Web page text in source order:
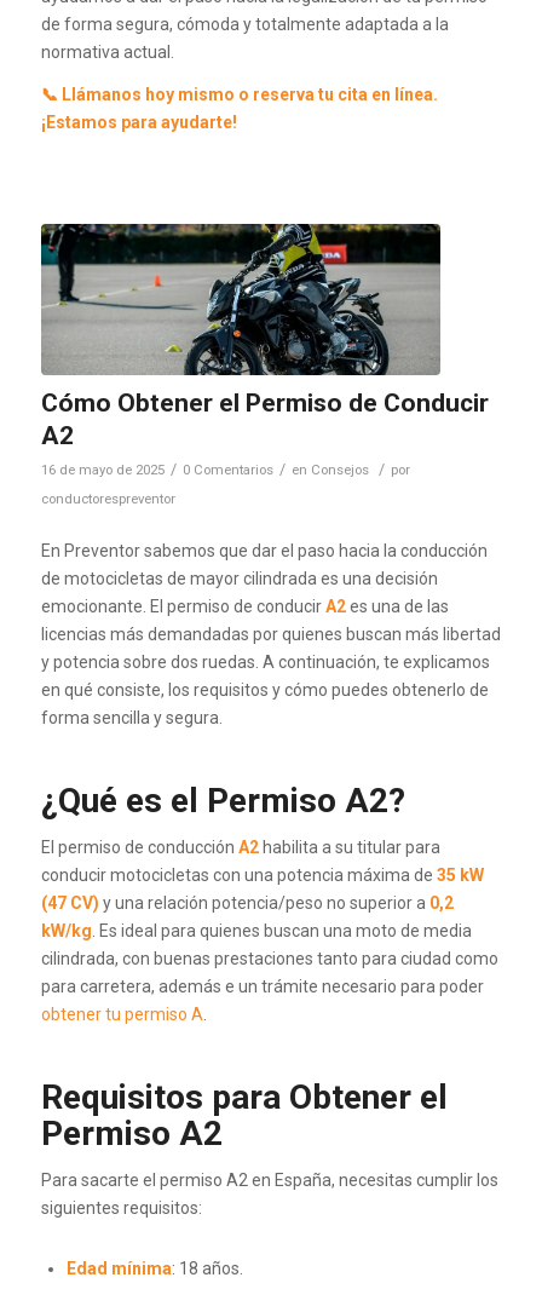
de forma segura, cómoda y totalmente adaptada a la
normativa actual.
📞 Llámanos hoy mismo o reserva tu cita en línea.
¡Estamos para ayudarte!
Cómo Obtener el Permiso de Conducir
A2
16 de mayo de 2025 / 0 Comentarios / en Consejos / por
conductorespreventor
En Preventor sabemos que dar el paso hacia la conducción
de motocicletas de mayor cilindrada es una decisión
emocionante. El permiso de conducirA2es una de las
licencias más demandadas por quienes buscan más libertad
y potencia sobre dos ruedas. A continuación, te explicamos
en qué consiste, los requisitos y cómo puedes obtenerlo de
forma sencilla y segura.
¿Qué es el Permiso A2?
El permiso de conducción A2habilita a su titular para
conducir motocicletas con una potencia máxima de 35 kW
(47 CV) y una relación potencia/peso no superior a 0,2
kW/kg. Es ideal para quienes buscan una moto de media
cilindrada, con buenas prestaciones tanto para ciudad como
para carretera, además e un trámite necesario para poder
obtener tu permiso A.
Requisitos para Obtener el
Permiso A2
Para sacarte el permiso A2 en España, necesitas cumplir los
siguientes requisitos:
Edad mínima: 18 años.